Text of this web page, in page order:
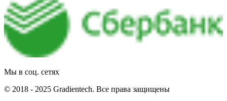
Мы в соц. сетях
© 2018 - 2025 Gradientech. Все права защищены